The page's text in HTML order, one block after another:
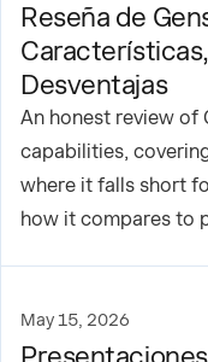
Reseña de
Desventajas
An honest review of
capabilities,
where it falls short
how it compares to
May 15, 2026